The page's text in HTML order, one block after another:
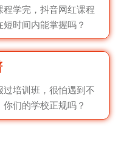
程学完，抖音网红课程
短时间内能掌握吗？
过培训班，很怕遇到不
你们的学校正规吗？